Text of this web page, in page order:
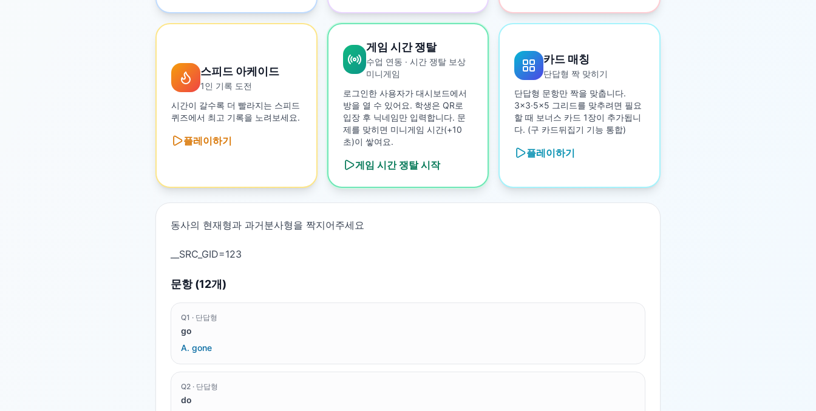
스피드 아케이드
1인 기록 도전
시간이 갈수록 더 빨라지는 스피드
퀴즈에서 최고 기록을 노려보세요.
플레이하기
게임 시간 쟁탈
수업 연동 · 시간 쟁탈 보상
미니게임
로그인한 사용자가 대시보드에서
방을 열 수 있어요. 학생은 QR로
입장 후 닉네임만 입력합니다. 문
제를 맞히면 미니게임 시간(+10
초)이 쌓여요.
게임 시간 쟁탈시작
카드 매칭
단답형 짝 맞히기
단답형 문항만 짝을 맞춥니다.
3×3·5×5 그리드를 맞추려면 필요
할 때 보너스 카드 1장이 추가됩니
다. (구 카드뒤집기 기능 통합)
플레이하기
동사의 현재형과 과거분사형을 짝지어주세요
문항 (12개)
Q1 · 단답형
go
A. gone
Q2 · 단답형
do